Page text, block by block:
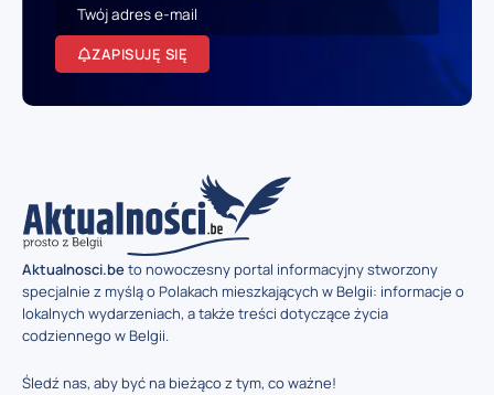
ZAPISUJĘ SIĘ
Aktualnosci.beto nowoczesny portal informacyjny stworzony
specjalnie z myślą o Polakach mieszkających w Belgii: informacje o
lokalnych wydarzeniach, a także treści dotyczące życia
codziennego w Belgii.
Śledź nas, aby być na bieżąco z tym, co ważne!